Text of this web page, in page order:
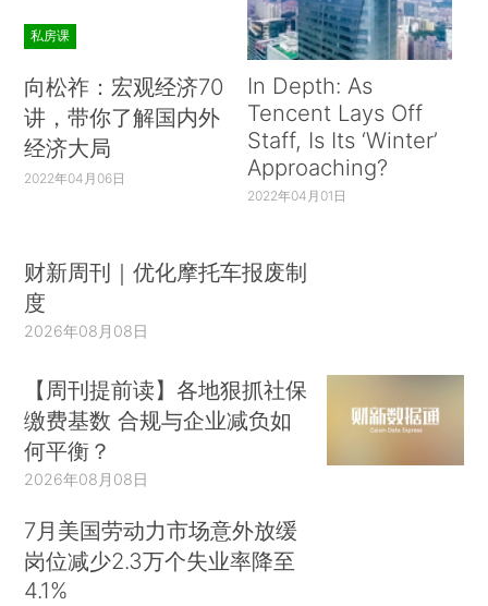
私房课
向松祚：宏观经济70
讲，带你了解国内外
经济大局
2022年04月06日
In Depth: As
Tencent Lays Off
Staff, Is Its ‘Winter’
Approaching?
2022年04月01日
财新周刊｜优化摩托车报废制
度
2026年08月08日
【周刊提前读】各地狠抓社保
缴费基数 合规与企业减负如
何平衡？
2026年08月08日
7月美国劳动力市场意外放缓
岗位减少2.3万个失业率降至
4.1%